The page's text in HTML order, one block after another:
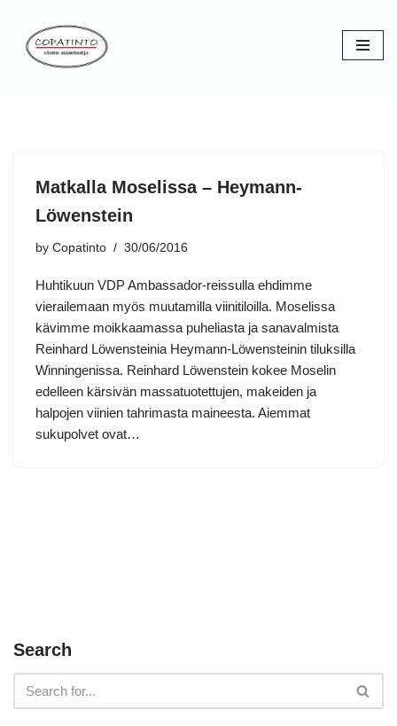
Skip
Matkalla Moselissa – Heymann-
Löwenstein
by Copatinto 30/06/2016
Huhtikuun VDP Ambassador-reissulla ehdimme
vierailemaan myös muutamilla viinitiloilla. Moselissa
kävimme moikkaamassa puheliasta ja sanavalmista
Reinhard Löwensteinia Heymann-Löwensteinin tiluksilla
Winningenissa. Reinhard Löwenstein kokee Moselin
edelleen kärsivän massatuotettujen, makeiden ja
halpojen viinien tahrimasta maineesta. Aiemmat
sukupolvet ovat…
Search